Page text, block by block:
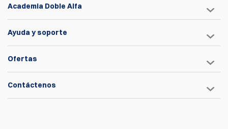
Academia Doble Alfa
Ayuda y soporte
Ofertas
Contáctenos